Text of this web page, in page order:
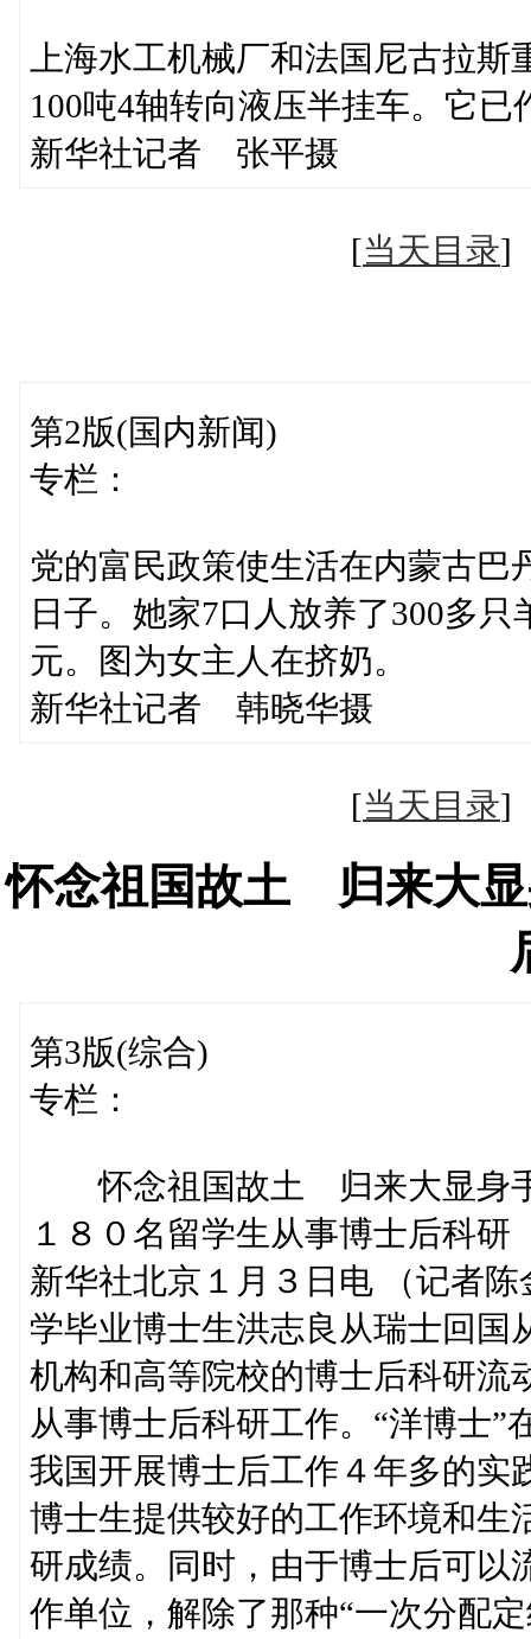
上海水工机械厂和法国尼古拉
100吨4轴转向液压半挂车。它
新华社记者 张平摄
[当天目录
第2版(国内新闻)
专栏：
党的富民政策使生活在内蒙古巴
日子。她家7口人放养了300多
元。图为女主人在挤奶。
新华社记者 韩晓华摄
[当天目录
怀念祖国故土 归来大显
第3版(综合)
专栏：
怀念祖国故土 归来大显身
１８０名留学生从事博士后科研
新华社北京１月３日电 （记者
学毕业博士生洪志良从瑞士回国
机构和高等院校的博士后科研流
从事博士后科研工作。“洋博士
我国开展博士后工作４年多的实
博士生提供较好的工作环境和生
研成绩。同时，由于博士后可以
作单位，解除了那种“一次分配